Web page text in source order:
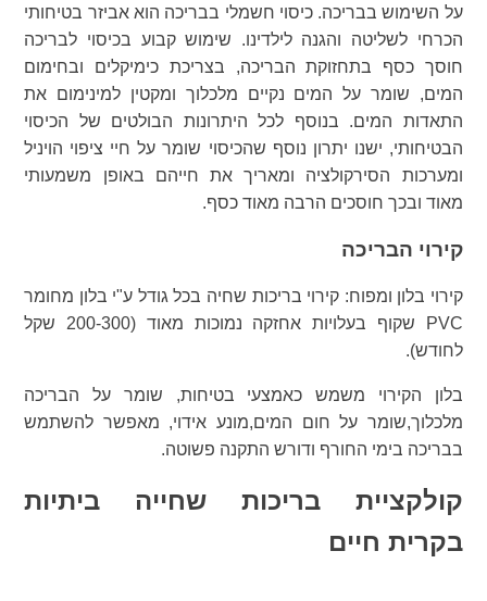
על השימוש בבריכה. כיסוי חשמלי בבריכה הוא אביזר בטיחותי
הכרחי לשליטה והגנה לילדינו. שימוש קבוע בכיסוי לבריכה
חוסך כסף בתחזוקת הבריכה, בצריכת כימיקלים ובחימום
המים, שומר על המים נקיים מלכלוך ומקטין למינימום את
התאדות המים. בנוסף לכל היתרונות הבולטים של הכיסוי
הבטיחותי, ישנו יתרון נוסף שהכיסוי שומר על חיי ציפוי הויניל
ומערכות הסירקולציה ומאריך את חייהם באופן משמעותי
מאוד ובכך חוסכים הרבה מאוד כסף.
קירוי הבריכה
קירוי בלון ומפוח: קירוי בריכות שחיה בכל גודל ע"י בלון מחומר
PVC שקוף בעלויות אחזקה נמוכות מאוד (200-300 שקל
לחודש).
בלון הקירוי משמש כאמצעי בטיחות, שומר על הבריכה
מלכלוך,שומר על חום המים,מונע אידוי, מאפשר להשתמש
בבריכה בימי החורף ודורש התקנה פשוטה.
קולקציית בריכות שחייה ביתיות
בקרית חיים